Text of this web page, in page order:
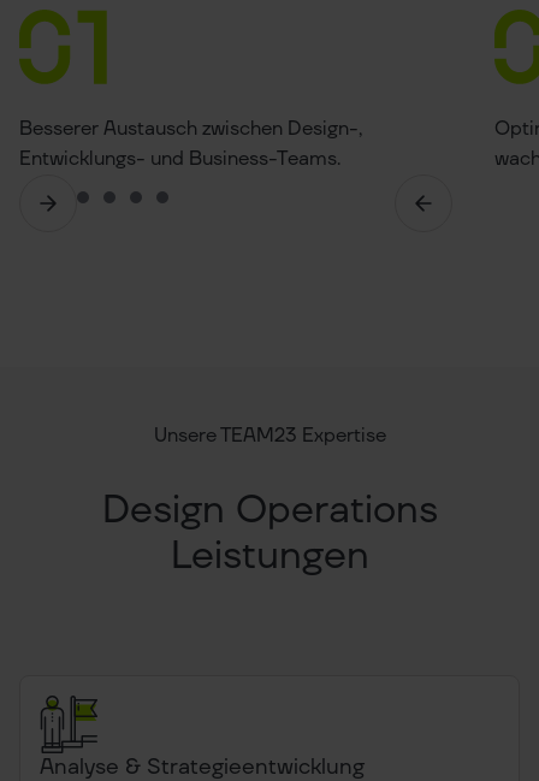
Besserer Austausch zwischen Design-,
Entwicklungs- und Business-Teams.
Unsere TEAM23 Expertise
Design Operations
Leistungen
Analyse & Strategieentwicklung